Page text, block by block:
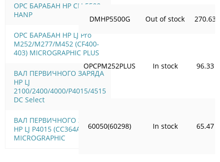
OPC БАРАБАН HP CLJ 5500
HANP
OPC БАРАБАН HP LJ Pro
M252/M277/M452 (CF400-
403) MICROGRAPHIC PLUS
ВАЛ ПЕРВИЧНОГО ЗАРЯДА
HP LJ
2100/2400/4000/P4015/4515
DC Select
ВАЛ ПЕРВИЧНОГО ЗАРЯДА
HP LJ P4015 (СС364А)
MICROGRAPHIC
DMHP5500G Out of stock 270.63
OPCPM252PLUS In stock 96.33
60050(60298) In stock 65.47